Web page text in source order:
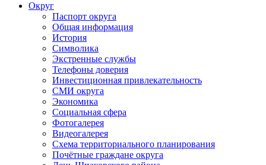
Округ
Паспорт округа
Общая информация
История
Символика
Экстренные службы
Телефоны доверия
Инвестиционная привлекательность
СМИ округа
Экономика
Социальная сфера
Фотогалерея
Видеогалерея
Схема территориального планирования
Почётные граждане округа